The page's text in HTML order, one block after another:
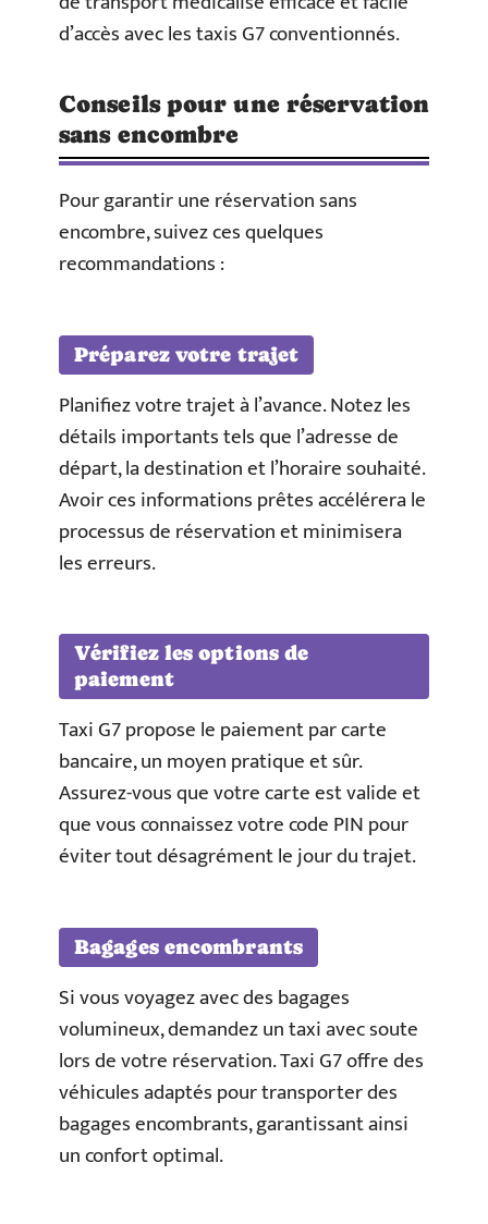
d’accès avec les taxis G7 conventionnés.
Conseils pour une réservation
sans encombre
Pour garantir une réservation sans
encombre, suivez ces quelques
recommandations :
Préparez votre trajet
Planifiez votre trajet à l’avance. Notez les
détails importants tels que l’adresse de
départ, la destination et l’horaire souhaité.
Avoir ces informations prêtes accélérera le
processus de réservation et minimisera
les erreurs.
Vérifiez les options de
paiement
Taxi G7 propose le paiement par carte
bancaire, un moyen pratique et sûr.
Assurez-vous que votre carte est valide et
que vous connaissez votre code PIN pour
éviter tout désagrément le jour du trajet.
Bagages encombrants
Si vous voyagez avec des bagages
volumineux, demandez un taxi avec soute
lors de votre réservation. Taxi G7 offre des
véhicules adaptés pour transporter des
bagages encombrants, garantissant ainsi
un confort optimal.